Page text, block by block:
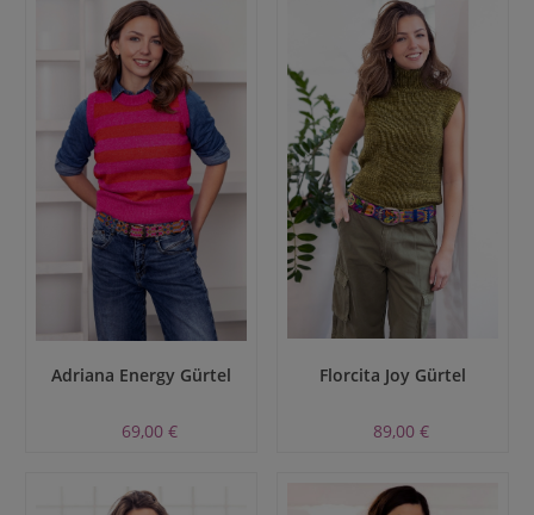
Adriana Energy Gürtel
69,00 €
Florcita Joy Gürtel
89,00 €